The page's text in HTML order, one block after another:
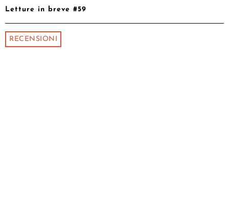
Letture in breve #59
RECENSIONI